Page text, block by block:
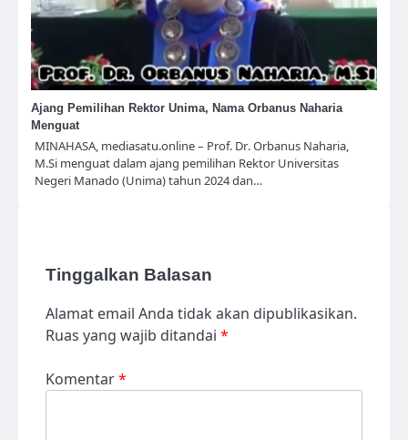
Ajang Pemilihan Rektor Unima, Nama Orbanus Naharia
Menguat
MINAHASA, mediasatu.online – Prof. Dr. Orbanus Naharia,
M.Si menguat dalam ajang pemilihan Rektor Universitas
Negeri Manado (Unima) tahun 2024 dan…
Tinggalkan Balasan
Alamat email Anda tidak akan dipublikasikan.
Ruas yang wajib ditandai *
Komentar*